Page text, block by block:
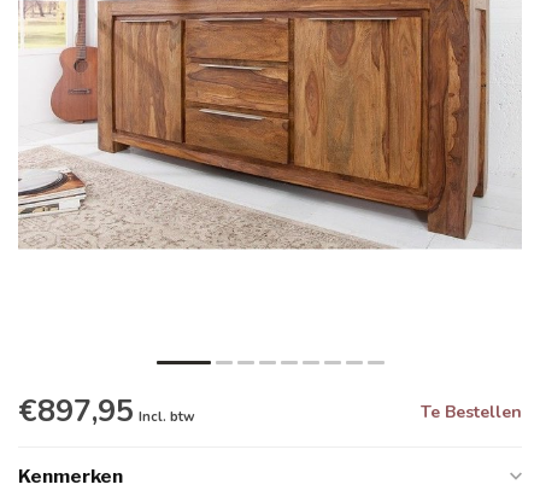
€897,95 Incl. btw Te Bestellen
Kenmerken